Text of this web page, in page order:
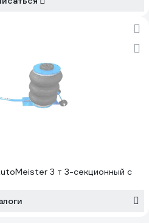
3 т 3-секционный с